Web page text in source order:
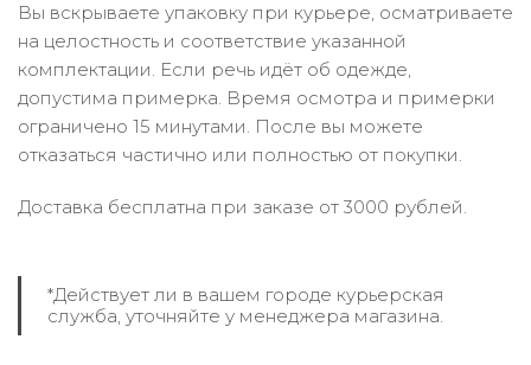
Вы вскрываете упаковку при курьере, осматриваете
на целостность и соответствие указанной
комплектации. Если речь идёт об одежде,
допустима примерка. Время осмотра и примерки
ограничено 15 минутами. После вы можете
отказаться частично или полностью от покупки.
Доставка бесплатна при заказе от 3000 рублей.
*Действует ли в вашем городе курьерская
служба, уточняйте у менеджера магазина.